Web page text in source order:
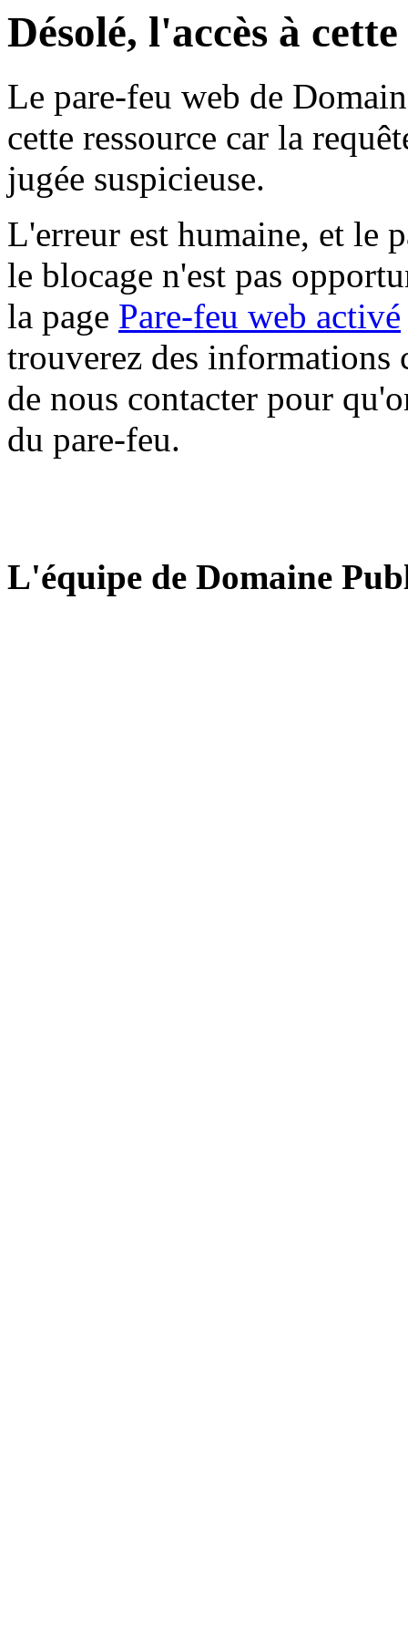
Désolé, l'accès à
Le pare-feu web de
cette ressource car la
jugée suspicieuse.
L'erreur est humaine, et le
le blocage n'est pas
la page Pare-feu web activé
trouverez des informations
de nous contacter pour
du pare-feu.
L'équipe de Domaine